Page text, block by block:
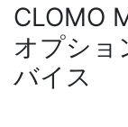
CLOMO
オプショ
バイス